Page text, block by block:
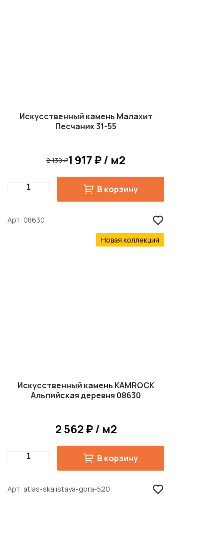
Искусственный камень Малахит
Песчаник 31-55
2 130 ₽1 917 ₽ / м2
Quantity В корзину
Арт 08630
Новая коллекция
Искусственный камень KAMROCK
Альпийская деревня 08630
2 562 ₽ / м2
Quantity В корзину
Арт atlas-skalistaya-gora-520